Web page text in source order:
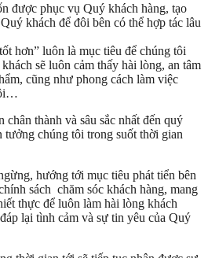
được phục vụ Quý khách hàng, tạo
khách để đôi bên có thể hợp tác lâu
hơn” luôn là mục tiêu để chúng tôi
sẽ luôn cảm thấy hài lòng, an tâm
cũng như phong cách làm việc
thành và sâu sắc nhất đến quý
tưởng chúng tôi trong suốt thời gian
hướng tới mục tiêu phát tiển bên
sách chăm sóc khách hàng, mang
thực để luôn làm hài lòng khách
lại tình cảm và sự tin yêu của Quý